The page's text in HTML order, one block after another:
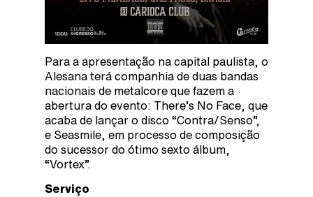
Para a apresentação na capital paulista, o
Alesana terá companhia de duas bandas
nacionais de metalcore que fazem a
abertura do evento: There’s No Face, que
acaba de lançar o disco “Contra/Senso”,
e Seasmile, em processo de composição
do sucessor do ótimo sexto álbum,
“Vortex”.
Serviço